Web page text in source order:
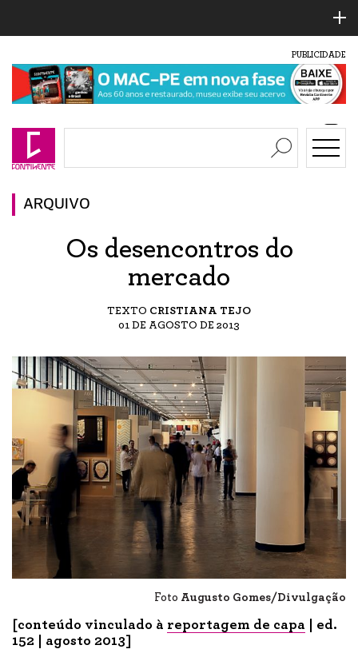
PUBLICIDADE
ARQUIVO
Os desencontros do
mercado
TEXTO CRISTIANA TEJO
01 DE AGOSTO DE 2013
Foto Augusto Gomes/Divulgação
[conteúdo vinculado à reportagem de capa | ed.
152 | agosto 2013]